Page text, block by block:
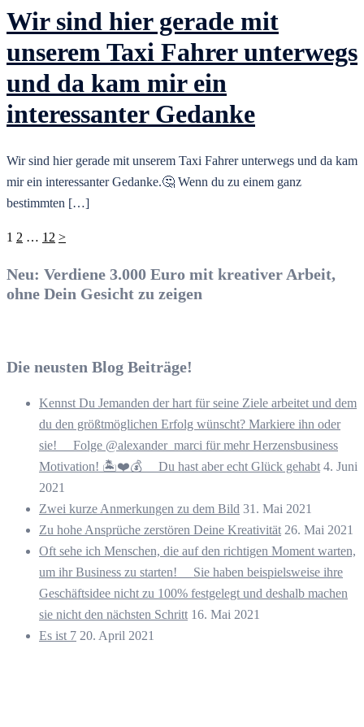
Wir sind hier gerade mit
unserem Taxi Fahrer unterwegs
und da kam mir ein
interessanter Gedanke
Wir sind hier gerade mit unserem Taxi Fahrer unterwegs und da kam
mir ein interessanter Gedanke.🤔 Wenn du zu einem ganz
bestimmten […]
Seitennummerierung
Beiträge
1 2 … 12 >
Neu: Verdiene 3.000 Euro mit kreativer Arbeit,
ohne Dein Gesicht zu zeigen
Die neusten Blog Beiträge!
Kennst Du Jemanden der hart für seine Ziele arbeitet und dem
du den größtmöglichen Erfolg wünscht? Markiere ihn oder
sie! ⠀ Folge @alexander_marci für mehr Herzensbusiness
Motivation! 🏝️❤️💰 ⠀ Du hast aber echt Glück gehabt 4. Juni
2021
Zwei kurze Anmerkungen zu dem Bild 31. Mai 2021
Zu hohe Ansprüche zerstören Deine Kreativität 26. Mai 2021
Oft sehe ich Menschen, die auf den richtigen Moment warten,
um ihr Business zu starten! ⠀ Sie haben beispielsweise ihre
Geschäftsidee nicht zu 100% festgelegt und deshalb machen
sie nicht den nächsten Schritt 16. Mai 2021
Es ist 7 20. April 2021